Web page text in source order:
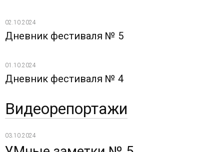
02.10.2024
Дневник фестиваля № 5
01.10.2024
Дневник фестиваля № 4
Видеорепортажи
03.10.2024